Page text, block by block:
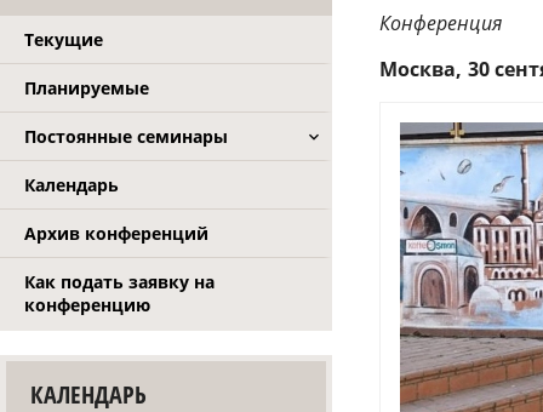
Текущие
Планируемые
Постоянные семинары
Календарь
Архив конференций
Как подать заявку на
конференцию
КАЛЕНДАРЬ
Конференция
Москва 30